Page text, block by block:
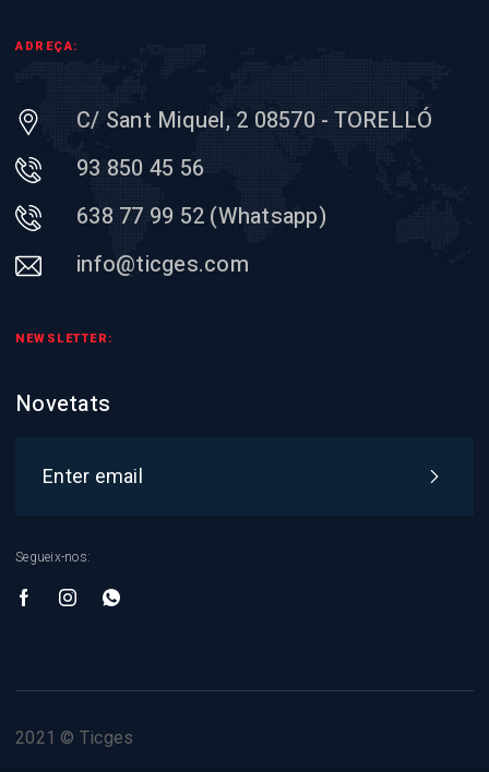
ADREÇA:
C/ Sant Miquel, 2 08570 - TORELLÓ
93 850 45 56
638 77 99 52 (Whatsapp)
info@ticges.com
NEWSLETTER:
Novetats
Segueix-nos:
2021 © Ticges